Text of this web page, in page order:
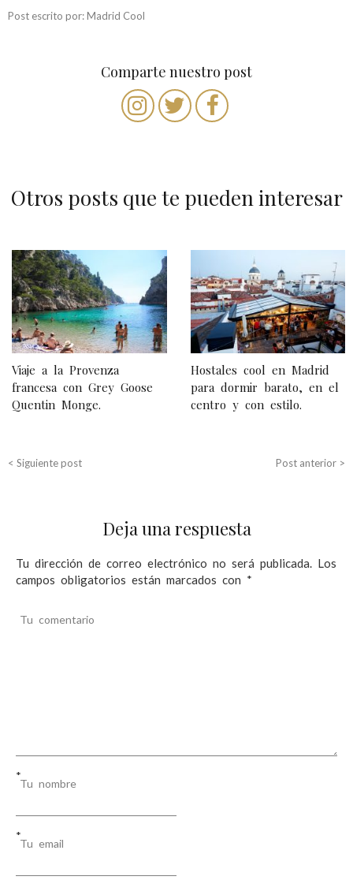
Post escrito por: Madrid Cool
Comparte nuestro post
Otros posts que te pueden interesar
Viaje a la Provenza
francesa con Grey Goose
Quentin Monge.
Hostales cool en Madrid
para dormir barato, en el
centro y con estilo.
N
a
v
e
g
a
c
ó
e
n
Post anterior >
< Siguiente post
Deja una respuesta
Tu dirección de correo electrónico no será publicada. Los
campos obligatorios están marcados con *
Tu comentario
Tu nombre
*
Tu email
*